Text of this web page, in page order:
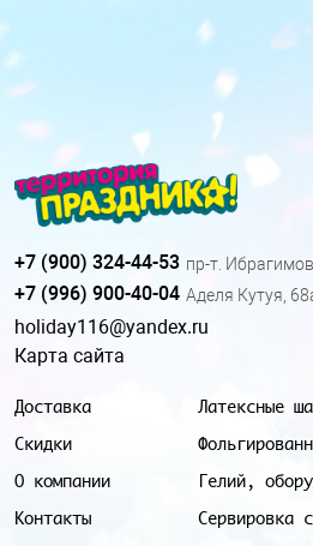
Доставка
Скидки
О компании
Контакты
Латексные
Гелий,
Сервировка
+7 (900) 324-44-53 пр-т.
+7 (996) 900-40-04 Аделя Кутуя,
holiday116@yandex.ru
Карта сайта